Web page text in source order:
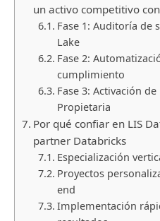
un activo competitivo
Fase 1: Auditoría de
Lake
Fase 2:
cumplimiento
Fase 3: Activación
Propietaria
Por qué confiar en LIS
partner Databricks
Especialización
Proyectos
end
Implementación